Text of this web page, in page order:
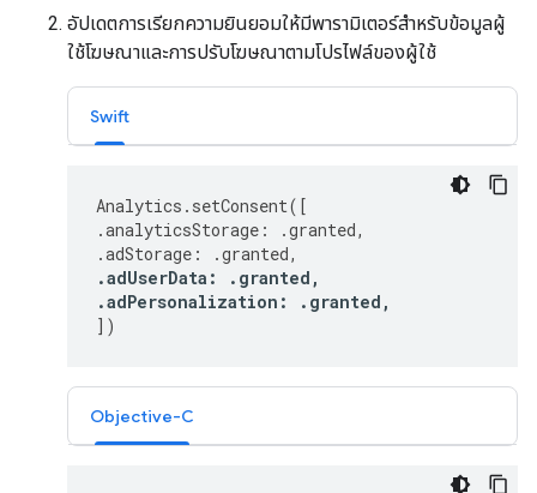
อัปเดตการเรียกความยินยอมให้มีพารามิเตอร์สำหรับข้อมูลผู้
ใช้โฆษณาและการปรับโฆษณาตามโปรไฟล์ของผู้ใช้
Swift
Analytics . setConsent([
.analyticsStorage : .granted,
.adStorage : .granted,
.adUserData : . granted ,
.adPersonalization : . granted ,
])
Objective-C